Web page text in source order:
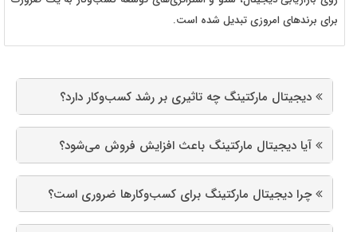
برای برندهای امروزی تبدیل شده است.
دیجیتال مارکتینگ چه تاثیری بر رشد کسب‌وکار دارد؟
آیا دیجیتال مارکتینگ باعث افزایش فروش می‌شود؟
چرا دیجیتال مارکتینگ برای کسب‌وکارها ضروری است؟